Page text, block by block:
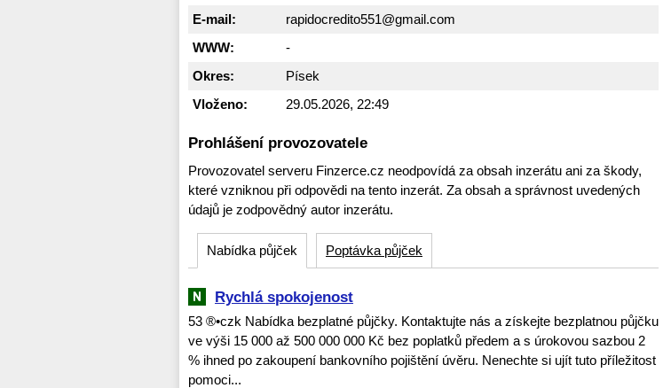
E-mail:
rapidocredito551@gmail.com
WWW:
-
Okres:
Písek
Vloženo:
29.05.2026, 22:49
Prohlášení provozovatele
Provozovatel serveru Finzerce.cz neodpovídá za obsah inzerátu ani za škody,
které vzniknou při odpovědi na tento inzerát. Za obsah a správnost uvedených
údajů je zodpovědný autor inzerátu.
Nabídka půjček Poptávka půjček
Rychlá spokojenost
53 ®•czk Nabídka bezplatné půjčky. Kontaktujte nás a získejte bezplatnou půjčku
ve výši 15 000 až 500 000 000 Kč bez poplatků předem a s úrokovou sazbou 2
% ihned po zakoupení bankovního pojištění úvěru. Nenechte si ujít tuto příležitost
pomoci...